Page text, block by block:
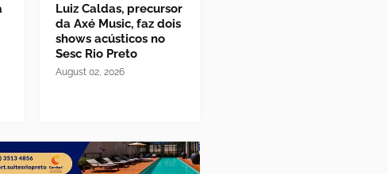
Luiz Caldas, precursor
da Axé Music, faz dois
shows acústicos no
Sesc Rio Preto
August 02, 2026